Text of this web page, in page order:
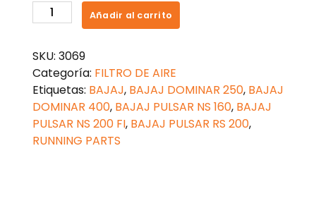
FILTRO
DE
BAJAJ
PULSAR
RS
200
cantidad
Añadir al carrito
SKU: 3069
Categoría: FILTRO DE AIRE
Etiquetas: BAJAJ, BAJAJ DOMINAR 250, BAJAJ
DOMINAR 400, BAJAJ PULSAR NS 160, BAJAJ
PULSAR NS 200 FI, BAJAJ PULSAR RS 200,
RUNNING PARTS